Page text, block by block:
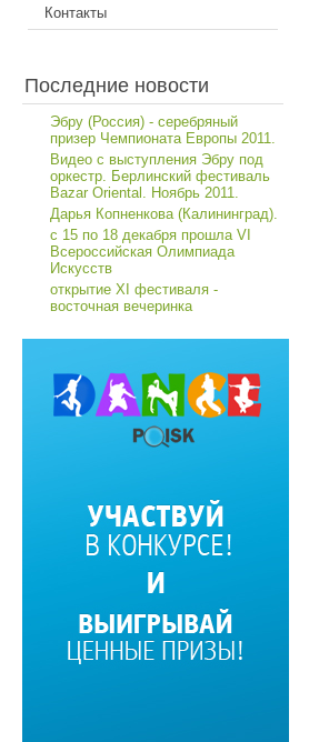
Контакты
Последние новости
Эбру (Россия) - серебряный
призер Чемпионата Европы 2011.
Видео с выступления Эбру под
оркестр. Берлинский фестиваль
Bazar Oriental. Ноябрь 2011.
Дарья Копненкова (Калининград).
с 15 по 18 декабря прошла VI
Всероссийская Олимпиада
Искусств
открытие XI фестиваля -
восточная вечеринка